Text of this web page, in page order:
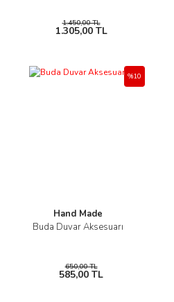
1.450,00 TL
1.305,00 TL
Hand Made
Buda Duvar Aksesuarı
%10
650,00 TL
585,00 TL